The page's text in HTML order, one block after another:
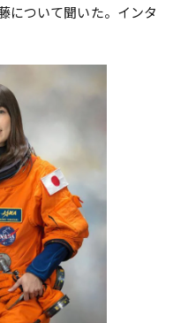
について聞いた。インタ